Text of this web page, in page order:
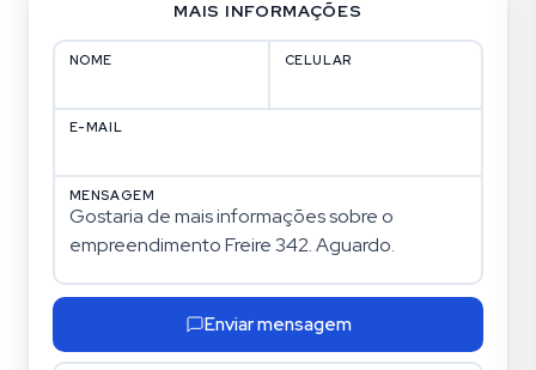
MAIS INFORMAÇÕES
NOME CELULAR
E-MAIL
MENSAGEM
Enviar mensagem